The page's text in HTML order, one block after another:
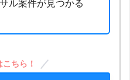
ル案件が見つかる
ちら！